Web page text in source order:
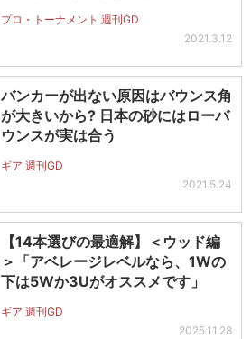
プロ・トーナメント 週刊GD
2021.3.12
バンカーが出ない原因はバウンス角
が大きいから? 日本の砂にはローバ
ウンスが実は合う
ギア 週刊GD
2021.5.24
【14本選びの最適解】＜ウッド編
＞「アベレージレベルなら、1Wの
下は5Wか3Uがオススメです」
ギア 週刊GD
2025.11.28